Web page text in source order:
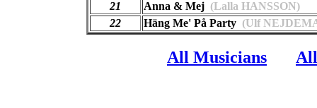
21
Anna & Mej (Lalla HANSSON)
22
Häng Me' På Party (Ulf
All Musicians